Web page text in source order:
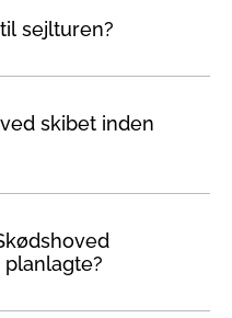
sejlturen?
skibet inden